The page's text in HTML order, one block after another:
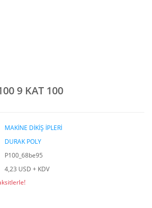
9 KAT 100
MAKİNE DİKİŞ İPLERİ
DURAK POLY
P100_68be95
4,23 USD + KDV